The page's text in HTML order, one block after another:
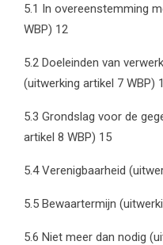
5.1 In overeenstemming
WBP) 12
5.2 Doeleinden van
(uitwerking artikel 7 WBP)
5.3 Grondslag voor de
artikel 8 WBP) 15
5.4 Verenigbaarheid
5.5 Bewaartermijn
5.6 Niet meer dan nodig